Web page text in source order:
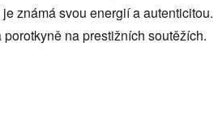
známá svou energií a autenticitou.
na prestižních soutěžích.